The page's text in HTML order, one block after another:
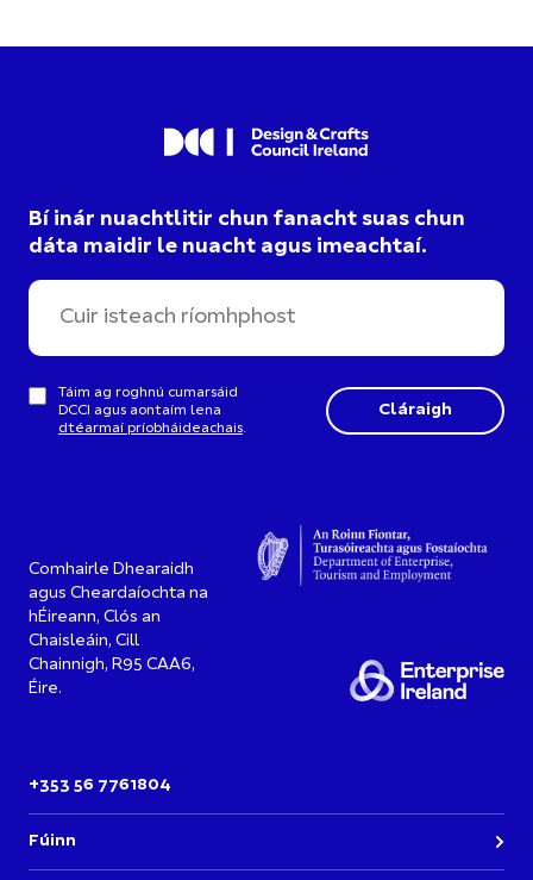
Bí inár nuachtlitir chun fanacht suas chun
dáta maidir le nuacht agus imeachtaí.
Táim ag roghnú cumarsáid
DCCI agus aontaím lena
dtéarmaí príobháideachais.
Comhairle Dhearaidh
agus Cheardaíochta na
hÉireann, Clós an
Chaisleáin, Cill
Chainnigh, R95 CAA6,
Éire.
+353 56 7761804
Fúinn